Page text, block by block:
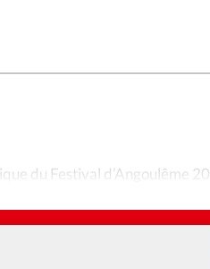
du Festival d’Angoulême
choisissez une des options